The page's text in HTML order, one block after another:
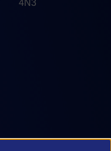
4N3